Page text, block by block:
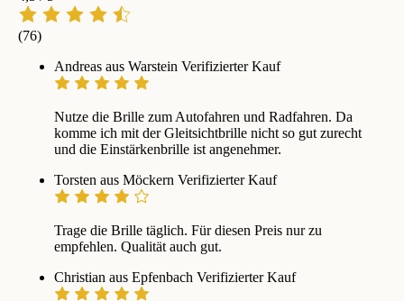
(76)
Andreas aus Warstein Verifizierter Kauf
Nutze die Brille zum Autofahren und Radfahren. Da
komme ich mit der Gleitsichtbrille nicht so gut zurecht
und die Einstärkenbrille ist angenehmer.
Torsten aus Möckern Verifizierter Kauf
Trage die Brille täglich. Für diesen Preis nur zu
empfehlen. Qualität auch gut.
Christian aus Epfenbach Verifizierter Kauf